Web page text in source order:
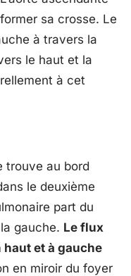
sa crosse. Le
à travers la
le haut et la
à cet
trouve au bord
le deuxième
part du
gauche. Le flux
et à gauche
en miroir du foyer